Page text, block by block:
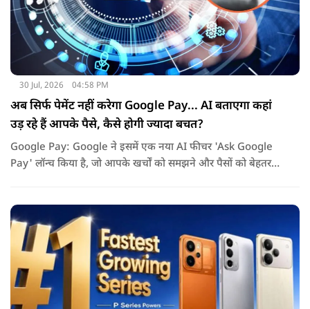
30 Jul, 2026 04:58 PM
अब सिर्फ पेमेंट नहीं करेगा Google Pay... AI बताएगा कहां
उड़ रहे हैं आपके पैसे, कैसे होगी ज्यादा बचत?
Google Pay: Google ने इसमें एक नया AI फीचर 'Ask Google
Pay' लॉन्च किया है, जो आपके खर्चों को समझने और पैसों को बेहतर